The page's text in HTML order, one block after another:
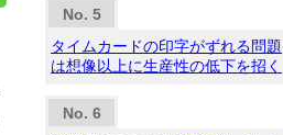
タイムカードの印字がずれる問題
は想像以上に生産性の低下を招く